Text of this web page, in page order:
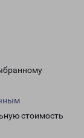
стоимость